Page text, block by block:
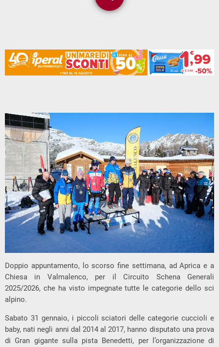
Doppio appuntamento, lo scorso fine settimana, ad Aprica e a
Chiesa in Valmalenco, per il Circuito Schena Generali
2025/2026, che ha visto impegnate tutte le categorie dello sci
alpino.
Sabato 31 gennaio, i piccoli sciatori delle categorie cuccioli e
baby, nati negli anni dal 2014 al 2017, hanno disputato una prova
di Gran gigante sulla pista Benedetti, per l’organizzazione di